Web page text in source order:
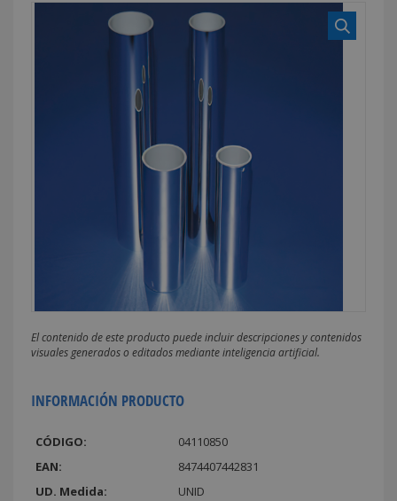
El contenido de este producto puede incluir descripciones y contenidos
visuales generados o editados mediante inteligencia artificial.
INFORMACIÓN PRODUCTO
CÓDIGO:
04110850
EAN:
8474407442831
UD. Medida:
UNID